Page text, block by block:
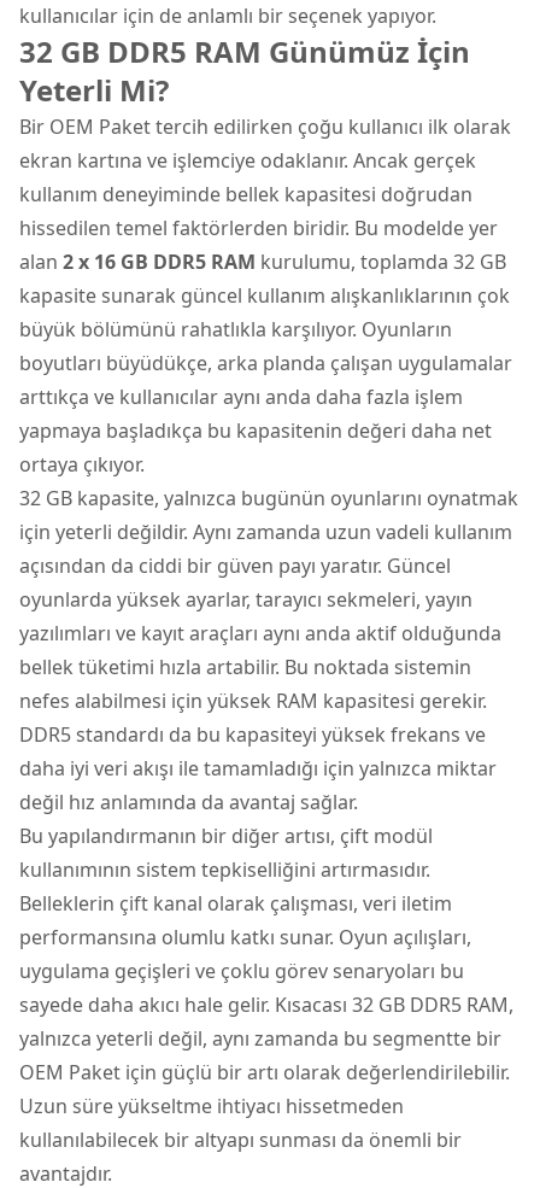
kullanıcılar için de anlamlı bir seçenek yapıyor.
32 GB DDR5 RAM Günümüz İçin
Yeterli Mi?
Bir OEM Paket tercih edilirken çoğu kullanıcı ilk olarak
ekran kartına ve işlemciye odaklanır. Ancak gerçek
kullanım deneyiminde bellek kapasitesi doğrudan
hissedilen temel faktörlerden biridir. Bu modelde yer
alan 2 x 16 GB DDR5 RAM kurulumu, toplamda 32 GB
kapasite sunarak güncel kullanım alışkanlıklarının çok
büyük bölümünü rahatlıkla karşılıyor. Oyunların
boyutları büyüdükçe, arka planda çalışan uygulamalar
arttıkça ve kullanıcılar aynı anda daha fazla işlem
yapmaya başladıkça bu kapasitenin değeri daha net
ortaya çıkıyor.
32 GB kapasite, yalnızca bugünün oyunlarını oynatmak
için yeterli değildir. Aynı zamanda uzun vadeli kullanım
açısından da ciddi bir güven payı yaratır. Güncel
oyunlarda yüksek ayarlar, tarayıcı sekmeleri, yayın
yazılımları ve kayıt araçları aynı anda aktif olduğunda
bellek tüketimi hızla artabilir. Bu noktada sistemin
nefes alabilmesi için yüksek RAM kapasitesi gerekir.
DDR5 standardı da bu kapasiteyi yüksek frekans ve
daha iyi veri akışı ile tamamladığı için yalnızca miktar
değil hız anlamında da avantaj sağlar.
Bu yapılandırmanın bir diğer artısı, çift modül
kullanımının sistem tepkiselliğini artırmasıdır.
Belleklerin çift kanal olarak çalışması, veri iletim
performansına olumlu katkı sunar. Oyun açılışları,
uygulama geçişleri ve çoklu görev senaryoları bu
sayede daha akıcı hale gelir. Kısacası 32 GB DDR5 RAM,
yalnızca yeterli değil, aynı zamanda bu segmentte bir
OEM Paket için güçlü bir artı olarak değerlendirilebilir.
Uzun süre yükseltme ihtiyacı hissetmeden
kullanılabilecek bir altyapı sunması da önemli bir
avantajdır.